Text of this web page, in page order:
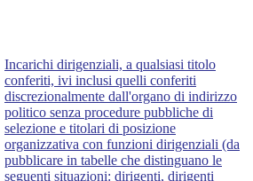
Incarichi dirigenziali, a qualsiasi titolo
conferiti, ivi inclusi quelli conferiti
discrezionalmente dall'organo di indirizzo
politico senza procedure pubbliche di
selezione e titolari di posizione
organizzativa con funzioni dirigenziali (da
pubblicare in tabelle che distinguano le
seguenti situazioni: dirigenti, dirigenti